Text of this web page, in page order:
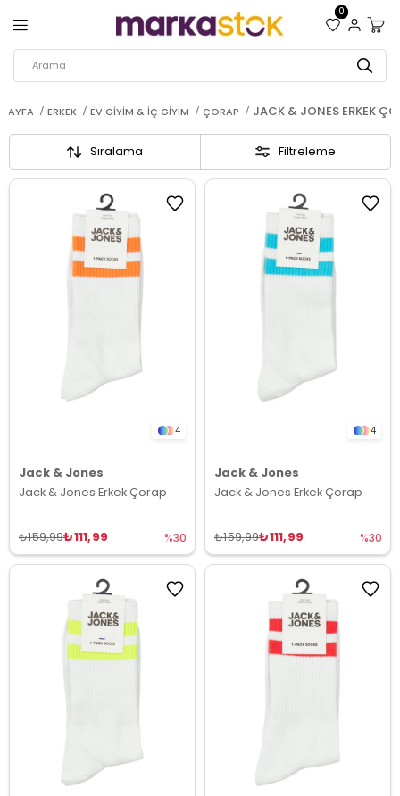
0
ERKEK EV GIYIM & İÇ GIYIM ÇORAP JACK & JONES ERKEK
Filtreleme
Sıralama
4
Jack & Jones
Jack & Jones Erkek Çorap
₺111,99
₺159,99 %30
4
Jack & Jones
Jack & Jones Erkek Çorap
₺111,99
₺159,99 %30